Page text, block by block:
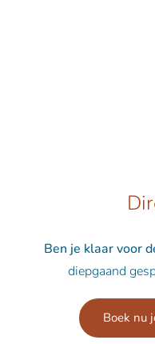
Ben je klaar voor
diepgaand
Boek nu